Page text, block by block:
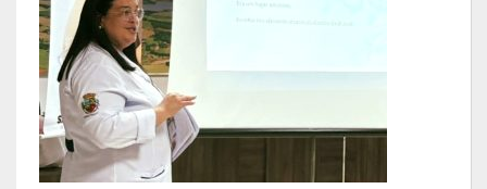
LOA – Lei Orçamentária Anual
RC – Relatório Circunstanciado
PPA – Plano Plurianual
LDO – Lei de Diretrizes Orçamentárias